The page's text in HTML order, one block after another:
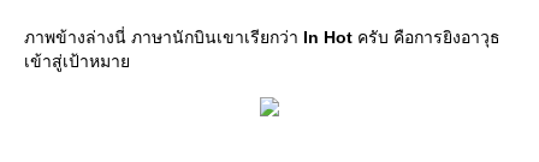
ภาพข้างล่างนี่ ภาษานักบินเขาเรียกว่า In Hot ครับ คือการยิงอาวุธ
เข้าสู่เป้าหมา